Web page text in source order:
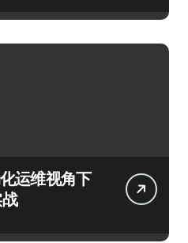
运维视角下